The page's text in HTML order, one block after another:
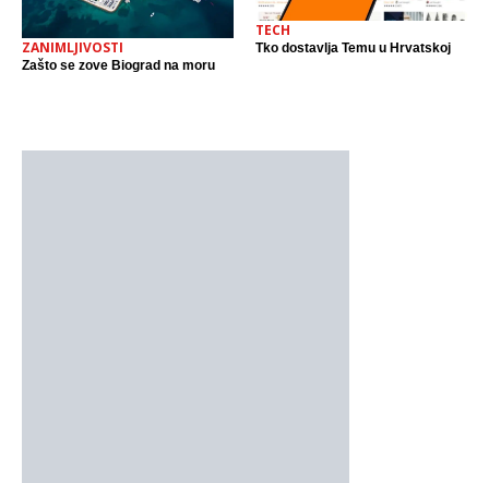
ZANIMLJIVOSTI
Zašto se zove Biograd na moru
TECH
Tko dostavlja Temu u Hrvatskoj